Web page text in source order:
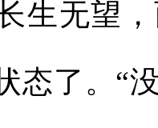
生无望
态了。“